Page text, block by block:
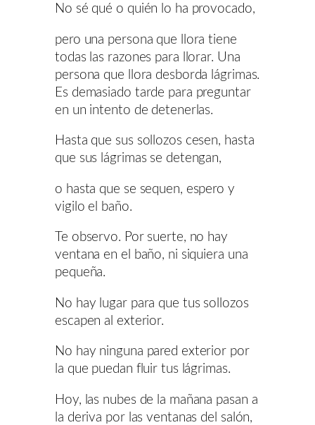
No sé qué o quién lo ha provocado,
pero una persona que llora tiene
todas las razones para llorar. Una
persona que llora desborda lágrimas.
Es demasiado tarde para preguntar
en un intento de detenerlas.
Hasta que sus sollozos cesen, hasta
que sus lágrimas se detengan,
o hasta que se sequen, espero y
vigilo el baño.
Te observo. Por suerte, no hay
ventana en el baño, ni siquiera una
pequeña.
No hay lugar para que tus sollozos
escapen al exterior.
No hay ninguna pared exterior por
la que puedan fluir tus lágrimas.
Hoy, las nubes de la mañana pasan a
la deriva por las ventanas del salón,